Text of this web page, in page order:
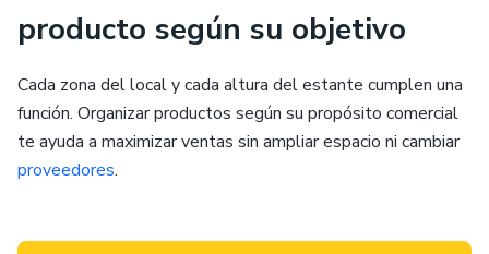
producto según su objetivo
Cada zona del local y cada altura del estante cumplen una
función. Organizar productos según su propósito comercial
te ayuda a maximizar ventas sin ampliar espacio ni cambiar
proveedores.